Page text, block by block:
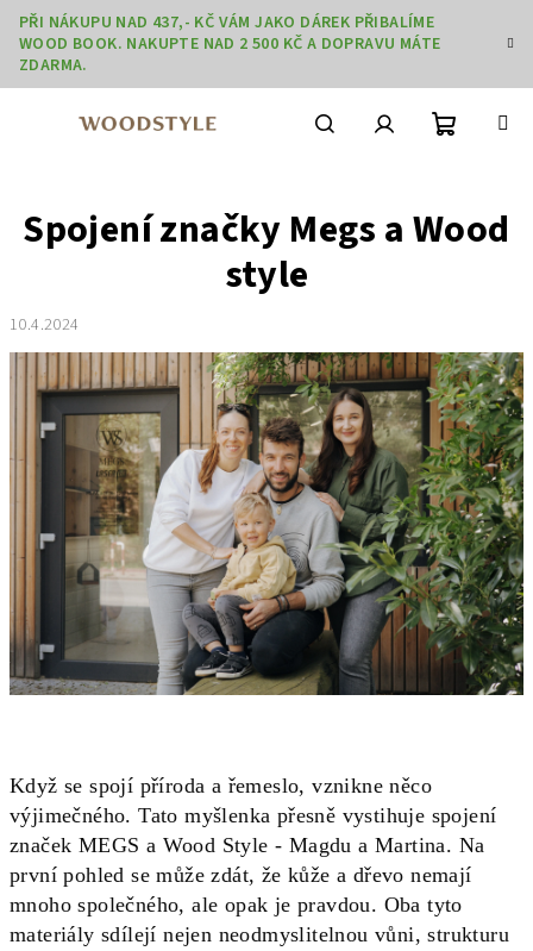
Přejít
obsah
PŘI NÁKUPU NAD 437,- KČ VÁM JAKO DÁREK PŘIBALÍME
WOOD BOOK. NAKUPTE NAD 2 500 KČ A DOPRAVU MÁTE
ZDARMA.
košík
Spojení značky Megs a Wood
style
10.4.2024
Když se spojí příroda a řemeslo, vznikne něco
výjimečného. Tato myšlenka přesně vystihuje spojení
značek MEGS a Wood Style - Magdu a Martina. Na
první pohled se může zdát, že kůže a dřevo nemají
mnoho společného, ale opak je pravdou. Oba tyto
materiály sdílejí nejen neodmyslitelnou vůni, strukturu